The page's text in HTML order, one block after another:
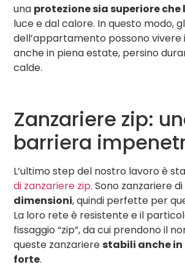
una protezione sia superiore
luce e dal calore. In questo modo,
dell’appartamento possono vivere
anche in piena estate, persino
calde.
Zanzariere zip:
barriera
L’ultimo step del nostro lavoro è
di zanzariere zip. Sono zanzariere di
dimensioni, quindi perfette per
La loro rete è resistente e il
fissaggio “zip”, da cui prendono il
queste zanzarierestabili anche
forte.